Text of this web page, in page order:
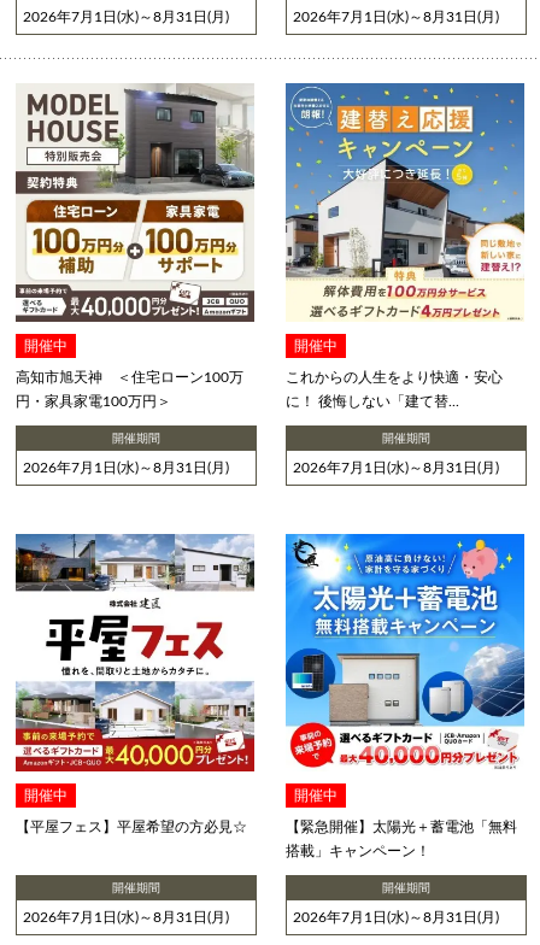
2026年7月1日(水)～8月31日(月) 2026年7月1日(水)～8月31日(月)
開催中
高知市旭天神 ＜住宅ローン100万
円・家具家電100万円＞
開催期間
2026年7月1日(水)～8月31日(月)
開催中
これからの人生をより快適・安心
に！ 後悔しない「建て替...
開催期間
2026年7月1日(水)～8月31日(月)
開催中
【平屋フェス】平屋希望の方必見☆
開催期間
2026年7月1日(水)～8月31日(月)
開催中
【緊急開催】太陽光＋蓄電池「無料
搭載」キャンペーン！
開催期間
2026年7月1日(水)～8月31日(月)